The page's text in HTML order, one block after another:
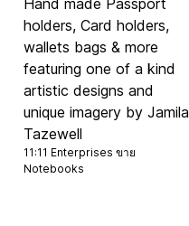
holders, Card holders,
wallets bags & more
featuring one of a kind
artistic designs and
unique imagery by Jamila
Tazewell
11:11 Enterprises ขาย
Notebooks